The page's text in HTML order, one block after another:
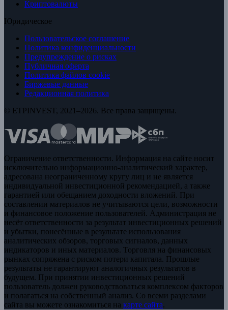
Криптовалюты
Юридическое
Пользовательское соглашение
Политика конфиденциальности
Предупреждение о рисках
Публичная оферта
Политика файлов cookie
Биржевые данные
Редакционная политика
© ETPINVEST, 2021–2026. Все права защищены.
Ограничение ответственности. Информация на сайте носит
исключительно информационно-аналитический характер,
адресована неограниченному кругу лиц и не является
индивидуальной инвестиционной рекомендацией, а также
гарантией или обещанием доходности вложений. При
составлении материалов не учитываются цели, возможности
и финансовое положение пользователей. Администрация не
несёт ответственности за результат инвестиционных решений
и убытки, понесённые в результате использования
аналитических обзоров, торговых сигналов, данных
индикаторов и иных материалов. Торговля на финансовых
рынках сопряжена с риском потери капитала. Прошлые
результаты не гарантируют аналогичных результатов в
будущем. При принятии инвестиционных решений
пользователь должен руководствоваться комплексом факторов
и полагаться на собственный анализ. Со всеми разделами
сайта вы можете ознакомиться на карте сайта.